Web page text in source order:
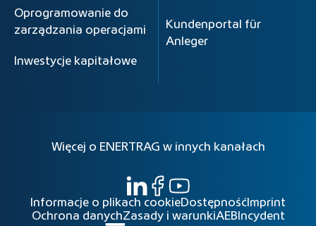
Oprogramowanie do
zarządzania operacjami
Inwestycje kapitałowe
Kundenportal für
Anleger
Więcej o ENERTRAG w innych kanałach
Informacje o plikach cookieDostępność Imprint
Ochrona danychZasady i warunkiAEB Incydent